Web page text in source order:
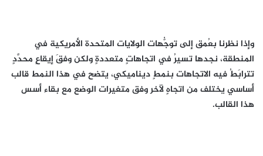
وإذا نظرنا بعُمق إلى توجُّهات الولايات المتحدة الأمريكية في
المنطقة، نجدها تسيرُ في اتجاهاتٍ متعددةٍ ولكن وفقَ إيقاعٍ محدَّدٍ
تترابَطُ فيه الاتجاهات بنمطٍ ديناميكي، يتضح في هذا النمط قالب
أساسي يختلف من اتجاهٍ لآخر وفق متغيرات الوضع مع بقاء أسس
هذا القالب.